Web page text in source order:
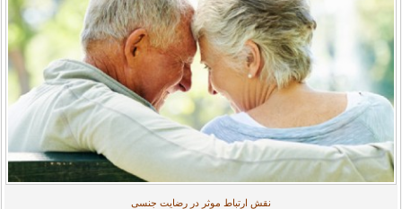
نقش ارتباط موثر در رضایت جنسی